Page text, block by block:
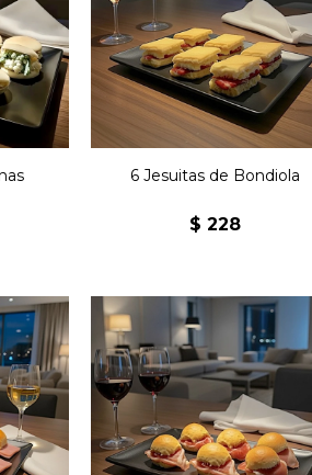
y
o
rellenos de bondiola con
manteca.
6 Jesuitas de Bondiola
$ 228
y
Seis pebetes de bondiola
y manteca.